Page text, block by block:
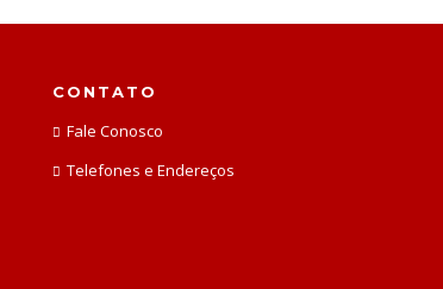
CONTATO
Fale Conosco
Telefones e Endereços